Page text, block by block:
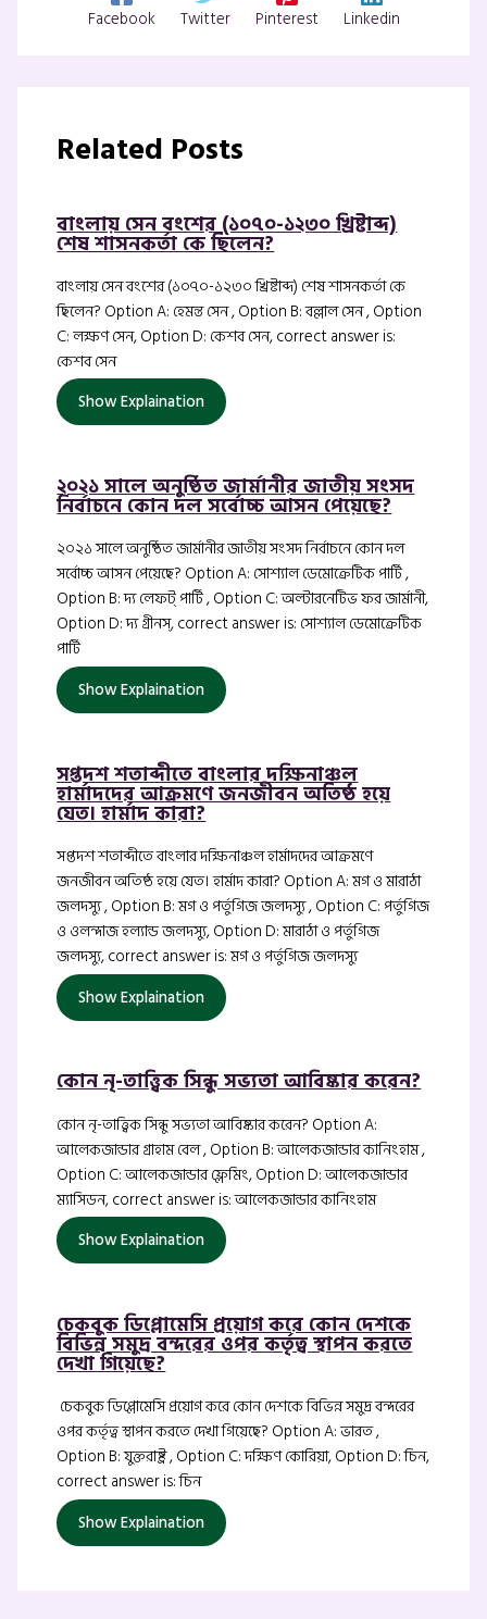
Facebook Twitter Pinterest Linkedin
Related Posts
বাংলায় সেন বংশের (১০৭০-১২৩০ খ্রিষ্টাব্দ)
শেষ শাসনকর্তা কে ছিলেন?
বাংলায় সেন বংশের (১০৭০-১২৩০ খ্রিষ্টাব্দ) শেষ শাসনকর্তা কে
ছিলেন? Option A: হেমন্ত সেন , Option B: বল্লাল সেন , Option
C: লক্ষণ সেন, Option D: কেশব সেন, correct answer is:
কেশব সেন
Show Explaination
২০২১ সালে অনুষ্ঠিত জার্মানীর জাতীয় সংসদ
নির্বাচনে কোন দল সর্বোচ্চ আসন পেয়েছে?
২০২১ সালে অনুষ্ঠিত জার্মানীর জাতীয় সংসদ নির্বাচনে কোন দল
সর্বোচ্চ আসন পেয়েছে? Option A: সোশ্যাল ডেমোক্রেটিক পার্টি ,
Option B: দ্য লেফট্ পার্টি , Option C: অল্টারনেটিভ ফর জার্মানী,
Option D: দ্য গ্রীনস্, correct answer is: সোশ্যাল ডেমোক্রেটিক
পার্টি
Show Explaination
সপ্তদশ শতাব্দীতে বাংলার দক্ষিনাঞ্চল
হার্মাদদের আক্রমণে জনজীবন অতিষ্ঠ হয়ে
যেত। হার্মাদ কারা?
সপ্তদশ শতাব্দীতে বাংলার দক্ষিনাঞ্চল হার্মাদদের আক্রমণে
জনজীবন অতিষ্ঠ হয়ে যেত। হার্মাদ কারা? Option A: মগ ও মারাঠা
জলদস্যু , Option B: মগ ও পর্তুগিজ জলদস্যু , Option C: পর্তুগিজ
ও ওলন্দাজ হল্যান্ড জলদস্যু, Option D: মারাঠা ও পর্তুগিজ
জলদস্যু, correct answer is: মগ ও পর্তুগিজ জলদস্যু
Show Explaination
কোন নৃ-তাত্ত্বিক সিন্ধু সভ্যতা আবিষ্কার করেন?
কোন নৃ-তাত্ত্বিক সিন্ধু সভ্যতা আবিষ্কার করেন? Option A:
আলেকজান্ডার গ্রাহাম বেল , Option B: আলেকজান্ডার কানিংহাম ,
Option C: আলেকজান্ডার ফ্লেমিং, Option D: আলেকজান্ডার
ম্যাসিডন, correct answer is: আলেকজান্ডার কানিংহাম
Show Explaination
চেকবুক ডিপ্লোমেসি প্রয়োগ করে কোন দেশকে
বিভিন্ন সমুদ্র বন্দরের ওপর কর্তৃত্ব স্থাপন করতে
দেখা গিয়েছে?
চেকবুক ডিপ্লোমেসি প্রয়োগ করে কোন দেশকে বিভিন্ন সমুদ্র বন্দরের
ওপর কর্তৃত্ব স্থাপন করতে দেখা গিয়েছে? Option A: ভারত ,
Option B: যুক্তরাষ্ট্র , Option C: দক্ষিণ কোরিয়া, Option D: চিন,
correct answer is: চিন
Show Explaination